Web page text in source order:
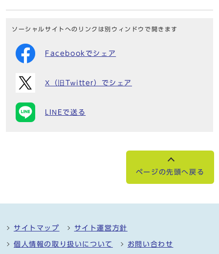
ソーシャルサイトへのリンクは別ウィンドウで開きます
Facebookでシェア
X（旧Twitter）でシェア
LINEで送る
ページの先頭へ戻る
サイトマップ サイト運営方針
個人情報の取り扱いについて お問い合わせ